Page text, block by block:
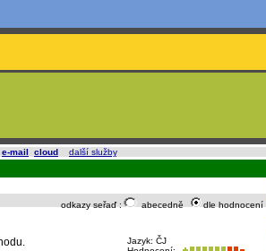
e-mail cloud další služby.
odkazy seřaď : abecedně dle hodnocení
Jazyk: ČJ